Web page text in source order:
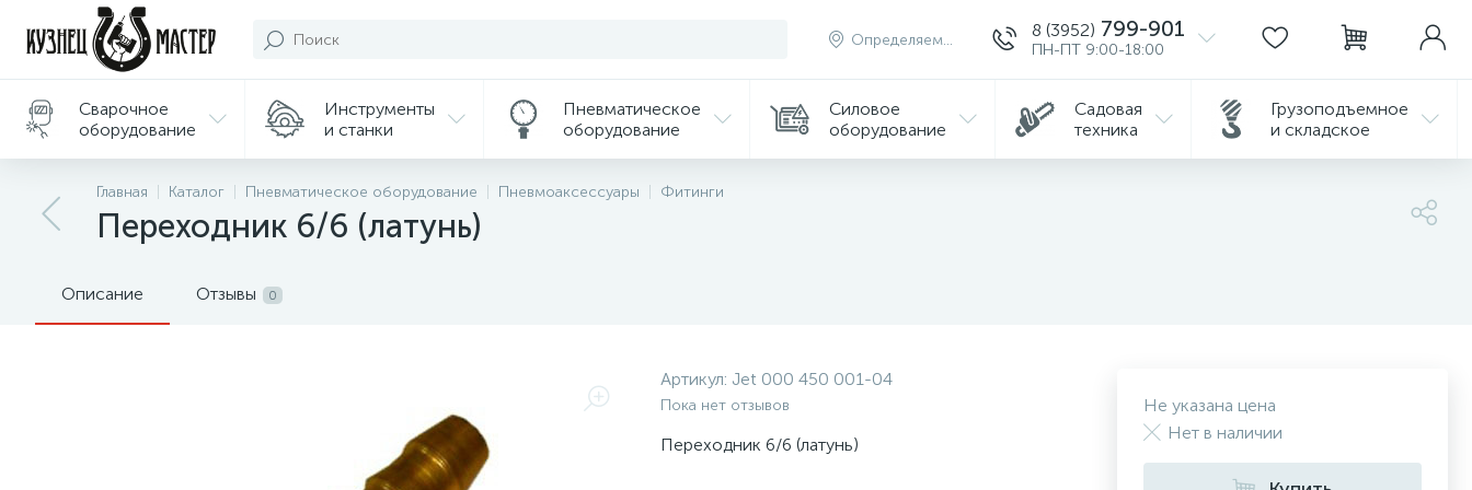
Определяем... 8 (3952) 799-901
ПН-ПТ 9:00-18:00
Сварочное
оборудование
Инструменты
и станки
Пневматическое
оборудование
Силовое
оборудование
Садовая
техника
Грузоподъемное
и складское
Подарки/
Сувениры
Главная Каталог Пневматическое оборудование Пневмоаксессуары Фитинги
Переходник 6/6 (латунь)
Описание Отзывы 0
Артикул: Jet 000 450 001-04
Пока нет отзывов
Переходник 6/6 (латунь)
Не указана цена
Нет в наличии